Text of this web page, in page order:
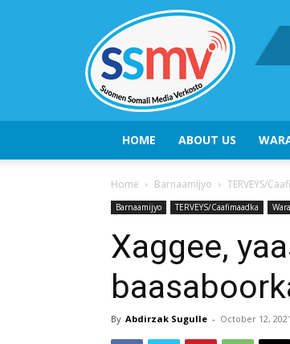
HOME ABOUT US
Home Barnaamijyo TERVEYS/
Barnaamijyo TERVEYS/Caafimaadka
Xaggee,
By Abdirzak Sugulle - October 12, 2021